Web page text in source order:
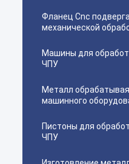
Фланец Cnc
механической
Машины для
ЧПУ
Металл
машинного
Пистоны для
ЧПУ